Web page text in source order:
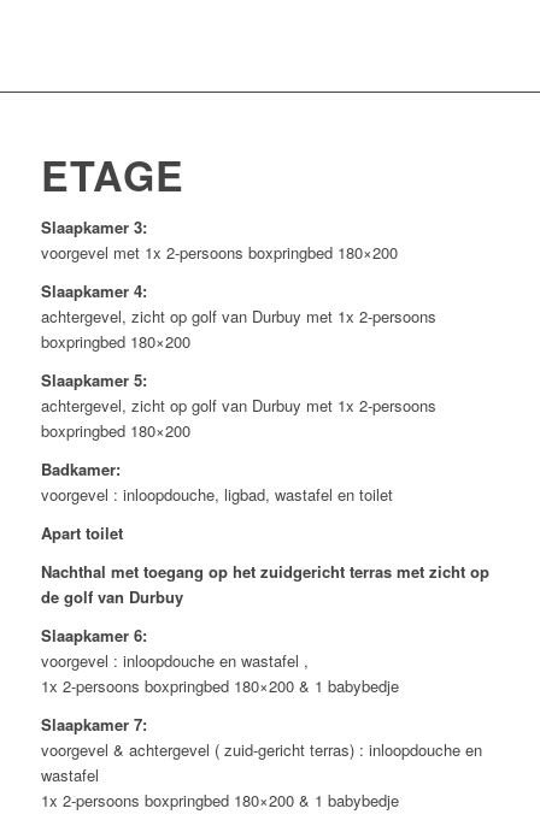
ETAGE
Slaapkamer 3:
voorgevel met 1x 2-persoons boxpringbed 180×200
Slaapkamer 4:
achtergevel, zicht op golf van Durbuy met 1x 2-persoons
boxpringbed 180×200
Slaapkamer 5:
achtergevel, zicht op golf van Durbuy met 1x 2-persoons
boxpringbed 180×200
Badkamer:
voorgevel : inloopdouche, ligbad, wastafel en toilet
Apart toilet
Nachthal met toegang op het zuidgericht terras met zicht op
de golf van Durbuy
Slaapkamer 6:
voorgevel : inloopdouche en wastafel ,
1x 2-persoons boxpringbed 180×200 & 1 babybedje
Slaapkamer 7:
voorgevel & achtergevel ( zuid-gericht terras) : inloopdouche en
wastafel
1x 2-persoons boxpringbed 180×200 & 1 babybedje